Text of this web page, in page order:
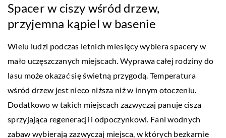
Spacer w ciszy wśród drzew,
przyjemna kąpiel w basenie
Wielu ludzi podczas letnich miesięcy wybiera spacery w
mało uczęszczanych miejscach. Wyprawa całej rodziny do
lasu może okazać się świetną przygodą. Temperatura
wśród drzew jest nieco niższa niż w innym otoczeniu.
Dodatkowo w takich miejscach zazwyczaj panuje cisza
sprzyjająca regeneracji i odpoczynkowi. Fani wodnych
zabaw wybierają zazwyczaj miejsca, w których bezkarnie